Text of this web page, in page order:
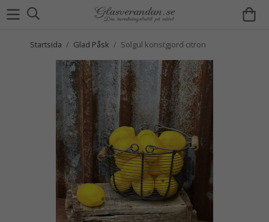
Startsida / Glad Påsk / Solgul konstgjord citron